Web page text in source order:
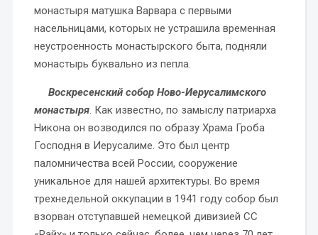
монастыря матушка Варвара с первыми
насельницами, которых не устрашила временная
неустроенность монастырского быта, подняли
монастырь буквально из пепла.
Воскресенский собор Ново-Иерусалимского
монастыря. Как известно, по замыслу патриарха
Никона он возводился по образу Храма Гроба
Господня в Иерусалиме. Это был центр
паломничества всей России, сооружение
уникальное для нашей архитектуры. Во время
трехнедельной оккупации в 1941 году собор был
взорван отступавшей немецкой дивизией СС